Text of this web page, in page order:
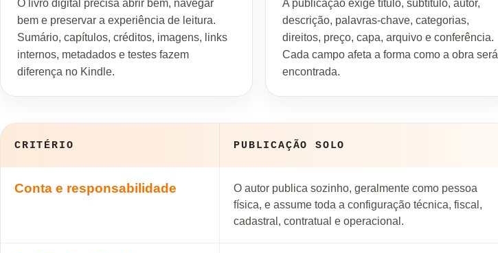
O livro digital precisa abrir bem, navegar
bem e preservar a experiência de leitura.
Sumário, capítulos, créditos, imagens, links
internos, metadados e testes fazem
diferença no Kindle.
A publicação exige título, subtítulo, autor,
descrição, palavras-chave, categorias,
direitos, preço, capa, arquivo e conferência.
Cada campo afeta a forma como a obra será
encontrada.
CRITÉRIO PUBLICAÇÃO SOLO
Conta e responsabilidade
O autor publica sozinho, geralmente como pessoa
física, e assume toda a configuração técnica, fiscal,
cadastral, contratual e operacional.